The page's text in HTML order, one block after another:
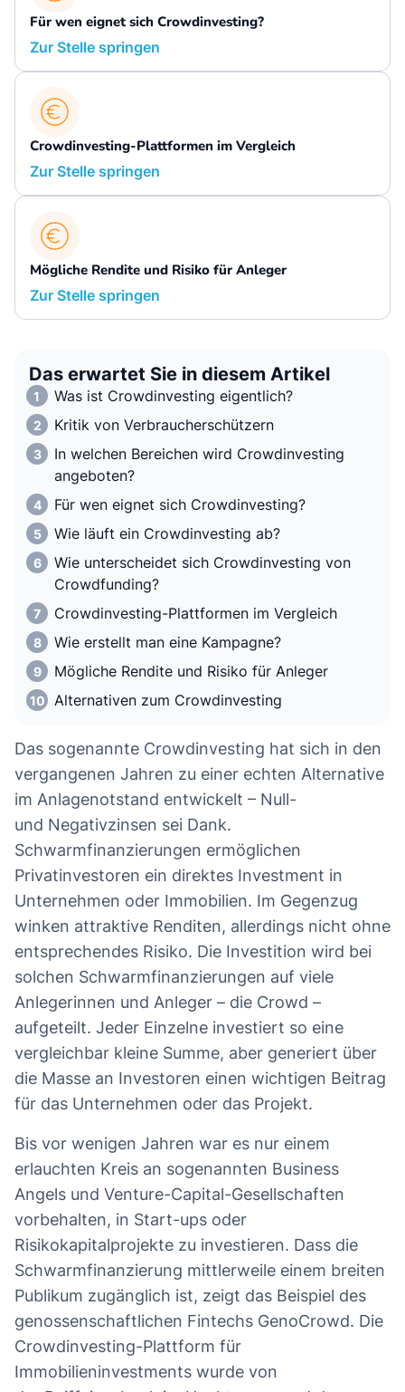
Für wen eignet sich Crowdinvesting?
Zur Stelle springen
Crowdinvesting-Plattformen im Vergleich
Zur Stelle springen
Mögliche Rendite und Risiko für Anleger
Zur Stelle springen
Das erwartet Sie in diesem Artikel
Was ist Crowdinvesting eigentlich?
Kritik von Verbraucherschützern
In welchen Bereichen wird Crowdinvesting
angeboten?
Für wen eignet sich Crowdinvesting?
Wie läuft ein Crowdinvesting ab?
Wie unterscheidet sich Crowdinvesting von
Crowdfunding?
Crowdinvesting-Plattformen im Vergleich
Wie erstellt man eine Kampagne?
Mögliche Rendite und Risiko für Anleger
Alternativen zum Crowdinvesting
Das sogenannte Crowdinvesting hat sich in den
vergangenen Jahren zu einer echten Alternative
im Anlagenotstand entwickelt – Null-
und Negativzinsen sei Dank.
Schwarmfinanzierungen ermöglichen
Privatinvestoren ein direktes Investment in
Unternehmen oder Immobilien. Im Gegenzug
winken attraktive Renditen, allerdings nicht ohne
entsprechendes Risiko. Die Investition wird bei
solchen Schwarmfinanzierungen auf viele
Anlegerinnen und Anleger – die Crowd –
aufgeteilt. Jeder Einzelne investiert so eine
vergleichbar kleine Summe, aber generiert über
die Masse an Investoren einen wichtigen Beitrag
für das Unternehmen oder das Projekt.
Bis vor wenigen Jahren war es nur einem
erlauchten Kreis an sogenannten Business
Angels und Venture-Capital-Gesellschaften
vorbehalten, in Start-ups oder
Risikokapitalprojekte zu investieren. Dass die
Schwarmfinanzierung mittlerweile einem breiten
Publikum zugänglich ist, zeigt das Beispiel des
genossenschaftlichen Fintechs GenoCrowd. Die
Crowdinvesting-Plattform für
Immobilieninvestments wurde von